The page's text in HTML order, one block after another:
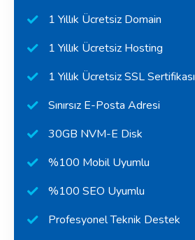
1 Yıllık Ücretsiz Domain
1 Yıllık Ücretsiz Hosting
1 Yıllık Ücretsiz SSL Sertifikası
Sınırsız E-Posta Adresi
30GB NVM-E Disk
%100 Mobil Uyumlu
%100 SEO Uyumlu
Profesyonel Teknik Destek